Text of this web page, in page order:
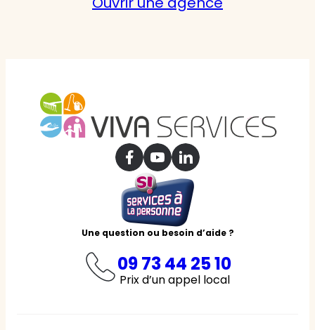
Une question ou besoin d’aide ?
09 73 44 25 10
Prix d’un appel local